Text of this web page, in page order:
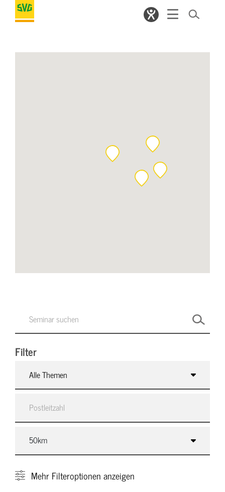
Filter
Alle Themen
Mehr Filteroptionen anzeigen